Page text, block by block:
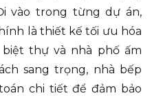
vào trong từng dự án,
là thiết kế tối ưu hóa
thự và nhà phố ấm
sang trọng, nhà bếp
chi tiết để đảm bảo